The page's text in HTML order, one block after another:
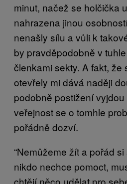
minut, načež se holčička
nahrazena jinou
nenašly sílu a vůli k
by pravděpodobně v
členkami sekty. A fakt, že
otevřely mi dává naději
podobně postižení
veřejnost se o tomhle
pořádně dozví.
“Nemůžeme žít a pořád
nikdo nechce pomoct,
chtějí něco udělat pro